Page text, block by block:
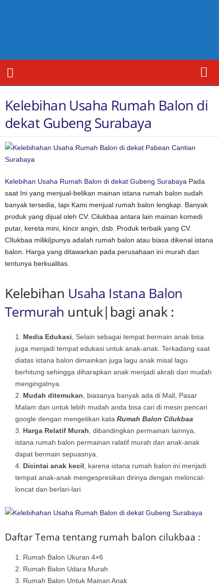
a
Kelebihan Usaha Rumah Balon di
dekat Gubeng Surabaya
Kelebihan Usaha Rumah Balon di dekat Gubeng Surabaya Pada
saat Ini yang menjual-belikan mainan istana rumah balon sudah
banyak tersedia, tapi Kami menjual rumah balon lengkap. Banyak
produk yang dijual oleh CV. Cilukbaa antara lain mainan komedi
putar, kereta mini, kincir angin, dsb. Produk terbaik yang CV.
CIlukbaa miliki|punya adalah rumah balon atau biasa dikenal istana
balon. Harga yang ditawarkan pada perusahaan ini murah dan
tentunya berkualitas.
Kelebihan Usaha Istana Balon
Termurah untuk|bagi anak :
Media Edukasi , Selain sebagai tempat bermain anak bisa
juga menjadi tempat edukasi untuk anak-anak. Terkadang saat
diatas istana balon dimainkan juga lagu anak misal lagu
berhitung sehingga diharapkan anak menjadi akrab dan mudah
mengingatnya.
Mudah ditemukan , biasanya banyak ada di Mall, Pasar
Malam dan untuk lebih mudah anda bisa cari di mesin pencari
google dengan mengetikan kata Rumah Balon Cilukbaa
Harga Relatif Murah , dibandingkan permainan lainnya,
istana rumah balon permainan ralatif murah dan anak-anak
dapat bermain sepuasnya.
Dicintai anak kecil , karena istana rumah balon ini menjadi
tempat anak-anak mengespresikan dirinya dengan meloncat-
loncat dan berlari-lari
Daftar Tema tentang rumah balon cilukbaa :
Rumah Balon Ukuran 4×6
Rumah Balon Udara Murah
Rumah Balon Untuk Mainan Anak